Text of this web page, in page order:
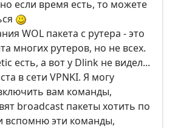
если время есть, то можете
WOL пакета с рутера - это
многих рутеров, но не всех.
есть, а вот у Dlink не видел...
в сети VPNKI. Я могу
вам команды,
broadcast пакеты хотить по
вспомню эти команды,